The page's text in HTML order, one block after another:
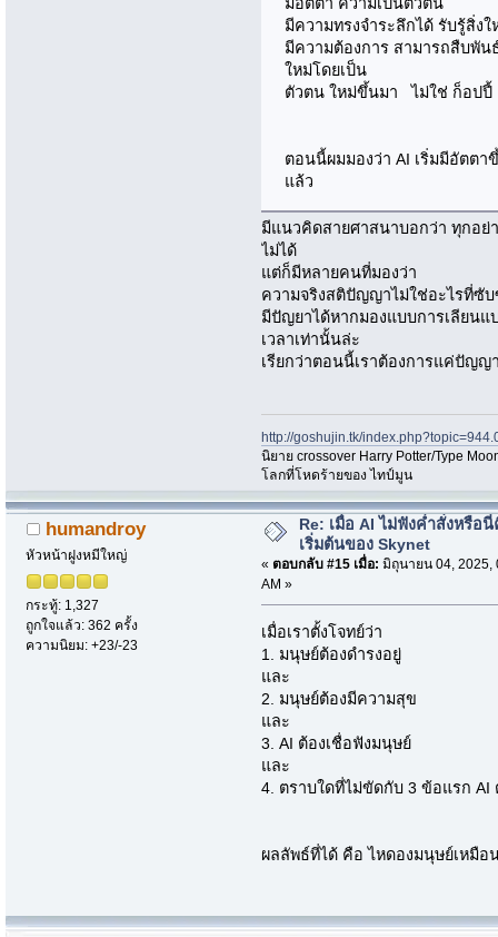
มีความทรงจำระลึกได้ รับรู้สิ่ง
มีความต้องการ สามารถสืบพั
ใหม่โดยเป็น
ตัวตน ใหม่ขึ้นมา ไม่ใช่ ก็อปปี้
ตอนนี้ผมมองว่า AI เริ่มมีอัตตา
แล้ว
มีแนวคิดสายศาสนาบอกว่า ทุกอย่
ไม่ได้
แต่ก็มีหลายคนที่มองว่า
ความจริงสติปัญญาไม่ใช่อะไรที่ซั
มีปัญยาได้หากมองแบบการเลียนแ
เวลาเท่านั้นล่ะ
เรียกว่าตอนนี้เราต้องการแค่ปัญ
http://goshujin.tk/
นิยาย crossover Harry Potter/Type
โลกที่โหดร้ายของ ไทป์มูน
humandroy
หัวหน้าฝูงหมีใหญ่
กระทู้: 1,327
ถูกใจแล้ว: 362 ครั้ง
ความนิยม: +23/-23
Re: เมื่อ AI ไม่ฟังค่ำสั่งหรือ
เริ่มต้นของ Skynet
« ตอบกลับ #15 เมื่อ: มิถุนายน 04, 2025,
AM »
เมื่อเราตั้งโจทย์ว่า
1. มนุษย์ต้องดำรงอยู่
และ
2. มนุษย์ต้องมีความสุข
และ
3. AI ต้องเชื่อฟังมนุษย์
และ
4. ตราบใดที่ไม่ขัดกับ 3 ข้อแรก AI
ผลลัพธ์ที่ได้ คือ ไหดองมนุษย์เหมื